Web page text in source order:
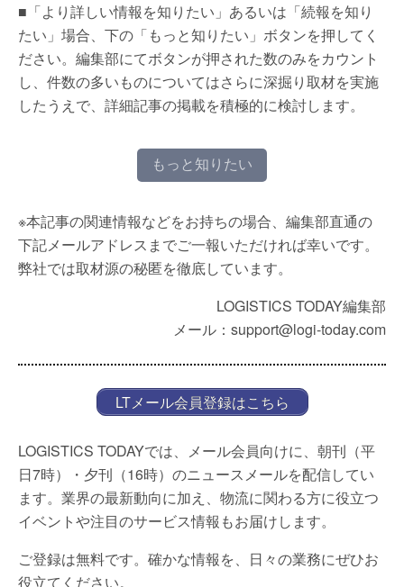
■「より詳しい情報を知りたい」あるいは「続報を知り
たい」場合、下の「もっと知りたい」ボタンを押してく
ださい。編集部にてボタンが押された数のみをカウント
し、件数の多いものについてはさらに深掘り取材を実施
したうえで、詳細記事の掲載を積極的に検討します。
もっと知りたい
※本記事の関連情報などをお持ちの場合、編集部直通の
下記メールアドレスまでご一報いただければ幸いです。
弊社では取材源の秘匿を徹底しています。
LOGISTICS TODAY編集部
メール：support@logi-today.com
LTメール会員登録はこちら
LOGISTICS TODAYでは、メール会員向けに、朝刊（平
日7時）・夕刊（16時）のニュースメールを配信してい
ます。業界の最新動向に加え、物流に関わる方に役立つ
イベントや注目のサービス情報もお届けします。
ご登録は無料です。確かな情報を、日々の業務にぜひお
役立てください。